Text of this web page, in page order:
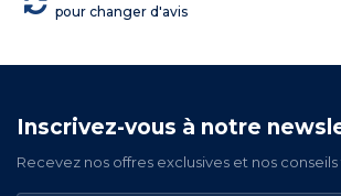
pour changer d'avis
Inscrivez-vous à notre
Recevez nos offres exclusives et nos